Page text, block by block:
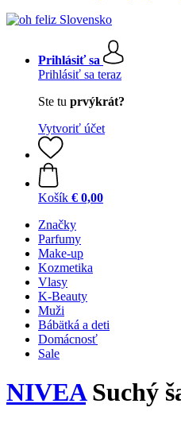
Prihlásiť sa
Prihlásiť sa teraz
Ste tu prvýkrát?
Vytvoriť účet
Košík € 0,00
Značky
Parfumy
Make-up
Kozmetika
Vlasy
K-Beauty
Muži
Bábätká a deti
Domácnosť
Sale
NIVEASuchý